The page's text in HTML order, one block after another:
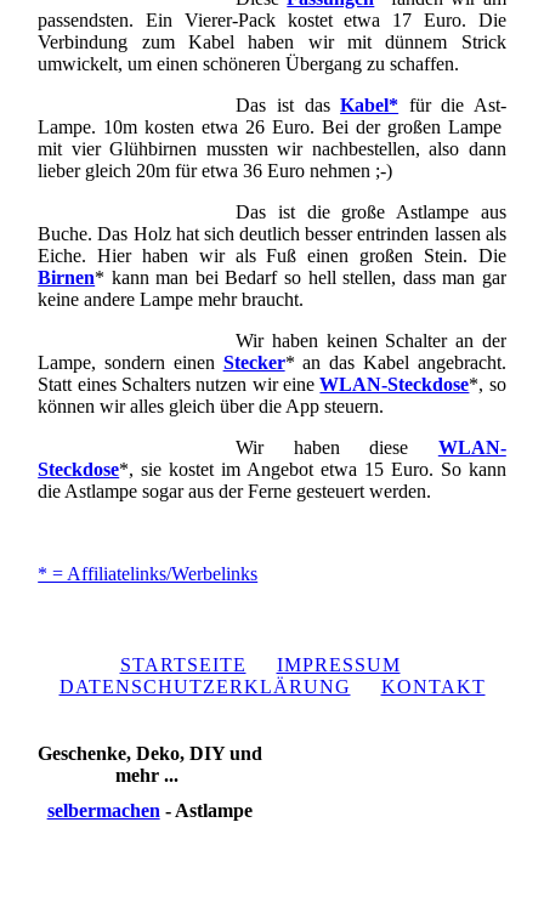
passendsten. Ein Vierer-Pack kostet etwa 17 Euro. Die
Verbindung zum Kabel haben wir mit dünnem Strick
umwickelt, um einen schöneren Übergang zu schaffen.
Das ist dasKabel* für die Ast-
Lampe. 10m kosten etwa 26 Euro. Bei der großen Lampe
mit vier Glühbirnen mussten wir nachbestellen, also dann
lieber gleich 20m für etwa 36 Euro nehmen ;-)
Das ist die große Astlampe aus
Buche. Das Holz hat sich deutlich besser entrinden lassen als
Eiche. Hier haben wir als Fuß einen großen Stein. Die
Birnen* kann man bei Bedarf so hell stellen, dass man gar
keine andere Lampe mehr braucht.
Wir haben keinen Schalter an der
Lampe, sondern einen Stecker* an das Kabel angebracht.
Statt eines Schalters nutzen wir eineWLAN-Steckdose*, so
können wir alles gleich über die App steuern.
Wir haben diese WLAN-
Steckdose*, sie kostet im Angebot etwa 15 Euro. So kann
die Astlampe sogar aus der Ferne gesteuert werden.
* = Affiliatelinks/Werbelinks
STARTSEITE
IMPRESSUM
DATENSCHUTZERKLÄRUNG
KONTAKT
Geschenke, Deko, DIY und
mehr ...
selbermachen - Astlampe